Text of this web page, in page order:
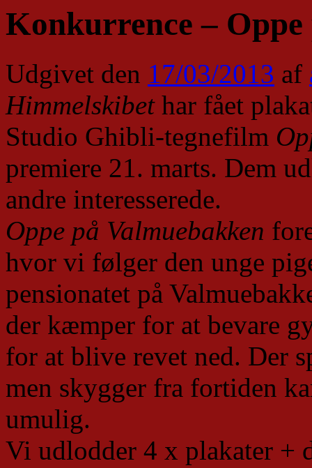
Konkurrence –
Udgivet den 17/03/2013 af
Himmelskibet har fået
Studio Ghibli-tegnefilm
premiere 21. marts. Dem
andre interesserede.
Oppe på Valmuebakken
hvor vi følger den unge
pensionatet på
der kæmper for at bevare
for at blive revet ned. Der
men skygger fra fortiden
umulig.
Vi udlodder 4 x plakater +